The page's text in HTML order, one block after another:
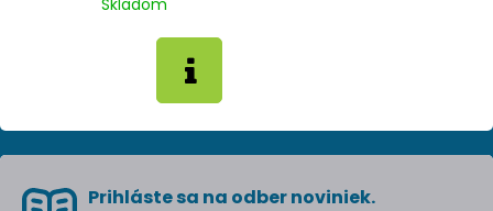
Skladom
Prihláste sa na odber noviniek.